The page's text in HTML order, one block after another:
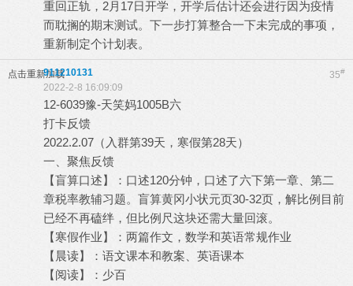
重回正轨，2月17日开学，开学后估计还会进行因为疫情
而耽搁的期末测试。下一步打算整合一下未完成的事项，
重新制定个计划表。
点击重新加载 35#
911210131
2022-2-8 16:09:09
12-6039豫-天笑妈1005B六
打卡反馈
2022.2.07（入群第39天，寒假第28天）
一、聚焦反馈
【盲算口述】：口述120分钟，口述了六下第一章、第二
章税率教辅习题。盲算黄冈小状元页30-32页，解比例目前
已经不再磕绊，但比例尺这块还需大量回滚。
【寒假作业】：两篇作文，数学和英语常规作业
【晨读】：语文课本和教案、英语课本
【阅读】：少百